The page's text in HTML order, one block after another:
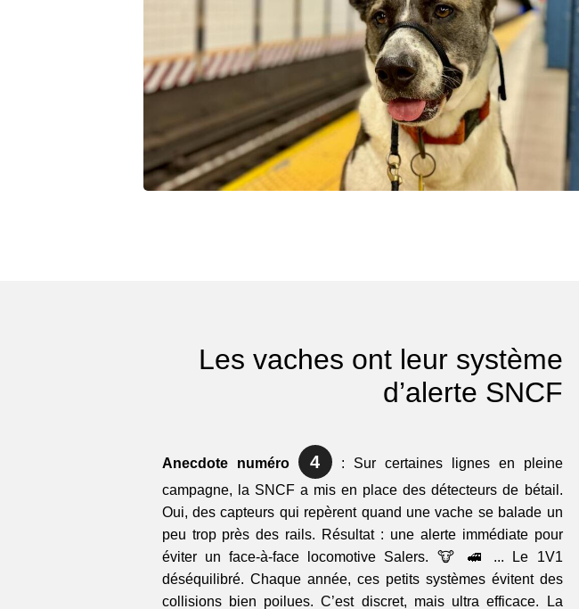
Les vaches ont leur système
d’alerte SNCF
Anecdote numéro 4
: Sur certaines lignes en pleine
campagne, la SNCF a mis en place des détecteurs de bétail.
Oui, des capteurs qui repèrent quand une vache se balade un
peu trop près des rails. Résultat : une alerte immédiate pour
éviter un face-à-face locomotive Salers. 🐮 🚅 ... Le 1V1
déséquilibré. Chaque année, ces petits systèmes évitent des
collisions bien poilues. C’est discret, mais ultra efficace. La